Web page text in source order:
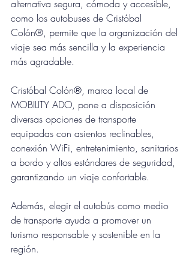
alternativa segura, cómoda y accesible,
como los autobuses de Cristóbal
Colón®, permite que la organización del
viaje sea más sencilla y la experiencia
más agradable.
Cristóbal Colón®, marca local de
MOBILITY ADO, pone a disposición
diversas opciones de transporte
equipadas con asientos reclinables,
conexión WiFi, entretenimiento, sanitarios
a bordo y altos estándares de seguridad,
garantizando un viaje confortable.
Además, elegir el autobús como medio
de transporte ayuda a promover un
turismo responsable y sostenible en la
región.